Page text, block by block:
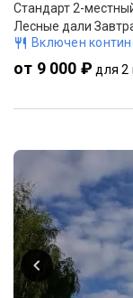
Включен
от 9 000 ₽ для 2